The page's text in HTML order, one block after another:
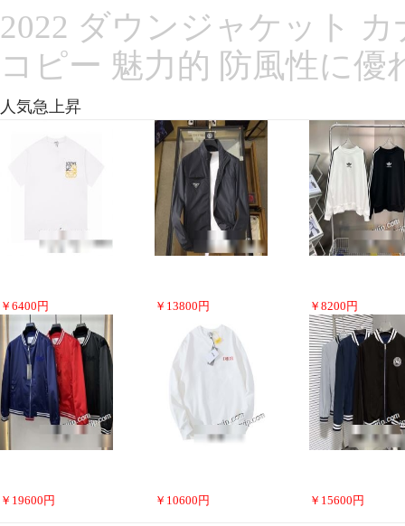
2022 ダウンジャケット カ
コピー 魅力的 防風性に優
人気急上昇
￥ 6400 円 ￥ 13800 円 ￥ 8200 円
￥ 19600 円 ￥ 10600 円 ￥ 15600 円